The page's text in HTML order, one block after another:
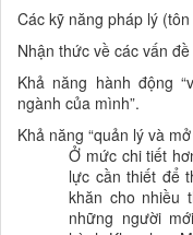
Các kỹ năng pháp lý
Nhận thức về các vấn
Khả năng hành động
ngành của mình”.
Khả năng “quản lý và
Ở mức chi tiết
lực cần thiết để
khăn cho nhiều
những người